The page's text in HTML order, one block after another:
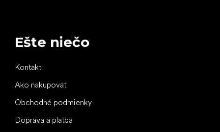
Ešte niečo
Kontakt
Ako nakupovať
Obchodné podmienky
Doprava a platba